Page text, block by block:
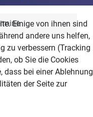
Einige von ihnen sind
andere uns helfen,
zu verbessern (Tracking
ob Sie die Cookies
dass bei einer Ablehnung
der Seite zur